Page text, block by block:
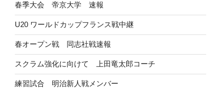
春季大会 帝京大学 速報
U20 ワールドカップフランス戦中継
春オープン戦 同志社戦速報
スクラム強化に向けて 上田竜太郎コーチ
練習試合 明治新人戦メンバー